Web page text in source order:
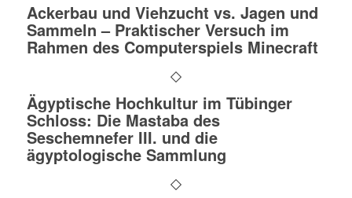
Ackerbau und Viehzucht vs. Jagen und
Sammeln – Praktischer Versuch im
Rahmen des Computerspiels Minecraft
Ägyptische Hochkultur im Tübinger
Schloss: Die Mastaba des
Seschemnefer III. und die
ägyptologische Sammlung